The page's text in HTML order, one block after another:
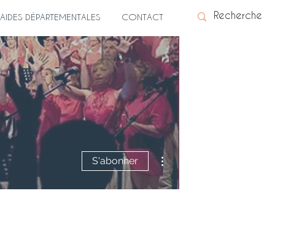
AIDES DÉPARTEMENTALES CONTACT
S'abonner